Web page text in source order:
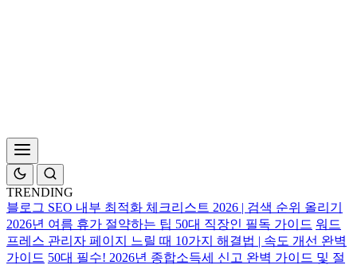
TRENDING
블로그 SEO 내부 최적화 체크리스트 2026 | 검색 순위 올리기
2026년 여름 휴가 절약하는 팁 50대 직장인 필독 가이드 워드
프레스 관리자 페이지 느릴 때 10가지 해결법 | 속도 개선 완벽
가이드 50대 필수! 2026년 종합소득세 신고 완벽 가이드 및 절